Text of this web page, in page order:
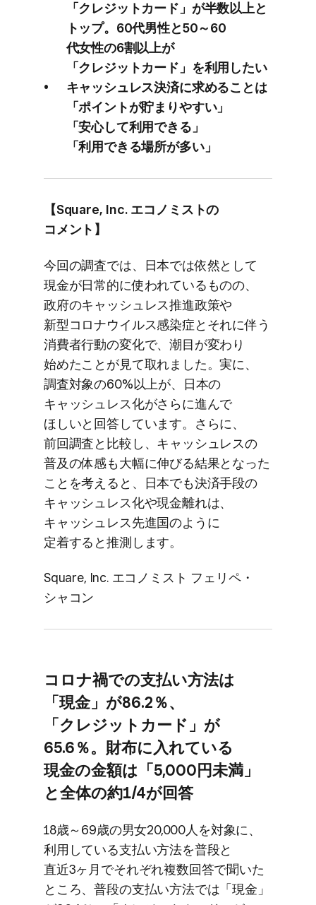
「クレジットカード」が​半数以上と​
トップ。​60​代男性と​50～60​
代女性の​6割以上が​
「クレジットカード」を​利用したい
キャッシュレス決済に​求める​ことは​
「ポイントが​貯まりやすい」​
「安心して​利用できる」​
「利用できる​場所が​多い」
【Square, Inc. エコノミストの​
コメント】
今回の​調査では、​日本では​依然と​して​
現金が​日常的に​使われている​ものの、​
政府の​キャッシュレス推進政策や​
新型コロナウイルス感染症と​それに​伴う​
消費者行動の​変化で、​潮目が​変わり​
始めた​ことが​見て​取れました。​実に、​
調査対象の​60%以上が、​日本の​
キャッシュレス化が​さらに​進んで​
ほしいと​回答しています。​さらに、​
前回調査と​比較し、​キャッシュレスの​
普及の​体感も​大幅に​伸びる​結果と​なった​
ことを​考えると、​日本でも​決済手段の​
キャッシュレス化や​現金離れは、​
キャッシュレス先進国のように​
定着すると​推測します。
Square, Inc. エコノミスト フェリペ・
シャコン
コロナ禍での​支払い方​法は​
「現金」が​86.2％、​
「クレジットカード」が​
65.6％。​財布に​入れている​
現金の​金額は​「5,000円未満」
と​全体の​約1/4が​回答
18歳～69歳の​男女20,000人を​対象に、​
利用している​支払い方​法を​普段と​
直近3ヶ月で​それぞれ複数回答で​聞いた​
ところ、​普段の​支払い方​法では​「現金」